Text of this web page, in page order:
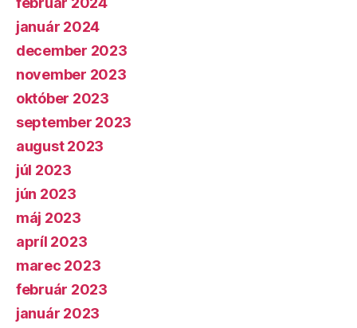
január 2024
december 2023
november 2023
október 2023
september 2023
august 2023
júl 2023
jún 2023
máj 2023
apríl 2023
marec 2023
február 2023
január 2023